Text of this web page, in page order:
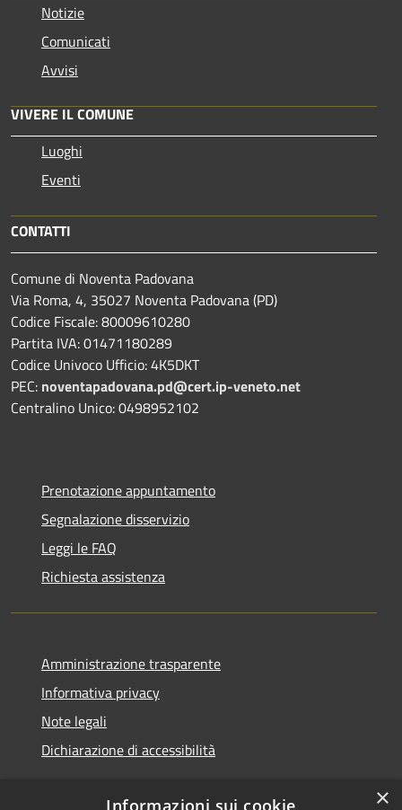
Notizie
Comunicati
Avvisi
VIVERE IL COMUNE
Luoghi
Eventi
CONTATTI
Comune di Noventa Padovana
Via Roma, 4, 35027 Noventa Padovana (PD)
Codice Fiscale: 80009610280
Partita IVA: 01471180289
Codice Univoco Ufficio: 4K5DKT
PEC: noventapadovana.pd@cert.ip-veneto.net
Centralino Unico: 0498952102
Prenotazione appuntamento
Segnalazione disservizio
Leggi le FAQ
Richiesta assistenza
Amministrazione trasparente
Informativa privacy
Note legali
Dichiarazione di accessibilità
×
Informazioni sui cookie